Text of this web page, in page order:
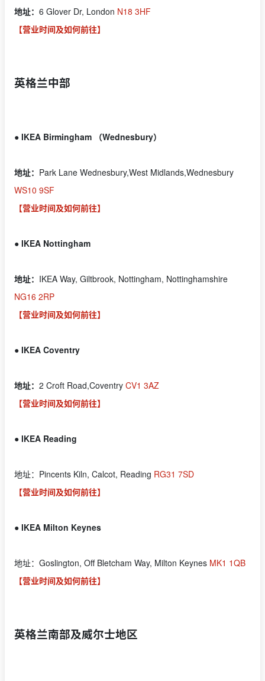
地址： 6 Glover Dr, London N18 3HF
【营业时间及如何前往】
英格兰中部
● IKEA Birmingham （Wednesbury）
地址： Park Lane Wednesbury,West Midlands,Wednesbury
WS10 9SF
【营业时间及如何前往】
● IKEA Nottingham
地址： IKEA Way, Giltbrook, Nottingham, Nottinghamshire
NG16 2RP
【营业时间及如何前往】
● IKEA Coventry
地址： 2 Croft Road,Coventry CV1 3AZ
【营业时间及如何前往】
● IKEA Reading
地址：Pincents Kiln, Calcot, Reading RG31 7SD
【营业时间及如何前往】
● IKEA Milton Keynes
地址：Goslington, Off Bletcham Way, Milton Keynes MK1 1QB
【营业时间及如何前往】
英格兰南部及威尔士地区